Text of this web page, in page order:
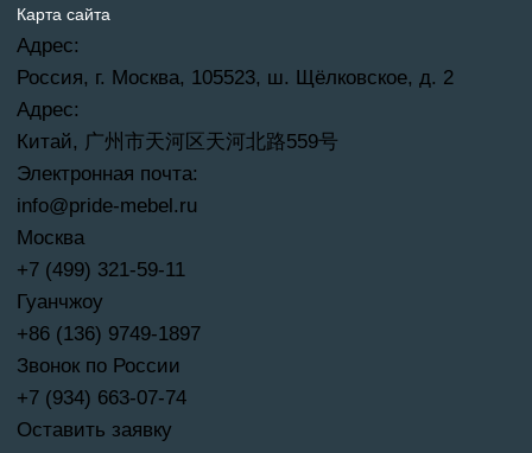
Карта сайта
Адрес:
Россия, г. Москва, 105523, ш. Щёлковское, д. 2
Адрес:
Китай, 广州市天河区天河北路559号
Электронная почта:
info@pride-mebel.ru
Москва
+7 (499) 321-59-11
Гуанчжоу
+86 (136) 9749-1897
Звонок по России
+7 (934) 663-07-74
Оставить заявку